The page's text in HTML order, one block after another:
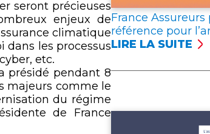
seront précieuses
enjeux de
climatique
dans les processus
etc.
présidé pendant 8
majeurs comme le
du régime
de France
France
référence pour
LIRE LA SUITE
:
ASSUREURS
PUBLIE
DEUX
DOCUMENTS